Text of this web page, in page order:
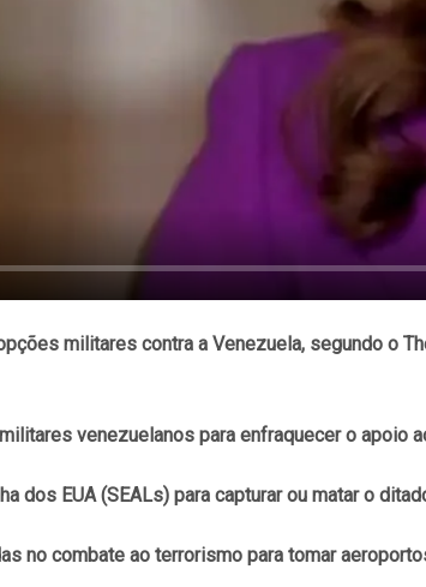
militares contra a Venezuela, segundo o
venezuelanos para enfraquecer o apoio
dos EUA (SEALs) para capturar ou matar o
no combate ao terrorismo para tomar